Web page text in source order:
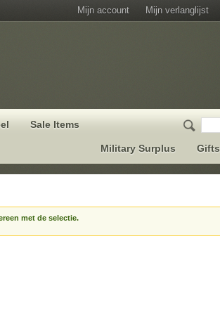
Mijn account Mijn verlanglijst
Sale Items
Military Surplus Gifts
met de selectie.